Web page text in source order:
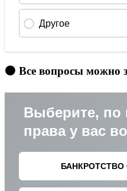
🟠 Все вопросы можно